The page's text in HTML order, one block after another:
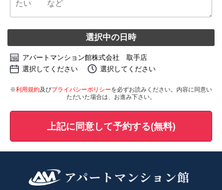
選択中の日時
アパートマンション館株式会社 取手店
選択してください
選択してください
※利用規約及びプライバシーポリシーを必ずお読みください。内容に同意い
ただいた場合は、お進み下さい。
上記に同意して予約する(無料)